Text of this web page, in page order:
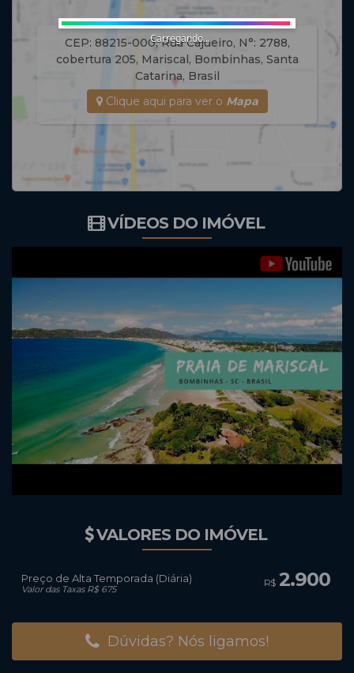
CEP: 88215-000,Rua Cajueiro, N°: 2788,
cobertura 205, Mariscal, Bombinhas, Santa
Catarina, Brasil
Clique aqui para ver o Mapa
VÍDEOS DO IMÓVEL
VALORES DO IMÓVEL
R$ 2.900
Preço de Alta Temporada (Diária)
Valor das Taxas R$ 675
Dúvidas? Nós ligamos!
Carregando...